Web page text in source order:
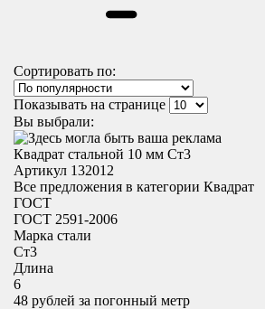
Сортировать по:
Показывать на странице
Вы выбрали:
Квадрат стальной 10 мм Ст3
Артикул 132012
Все предложения в категории Квадрат
ГОСТ
ГОСТ 2591-2006
Марка стали
Ст3
Длина
6
48 рублей за погонный метр